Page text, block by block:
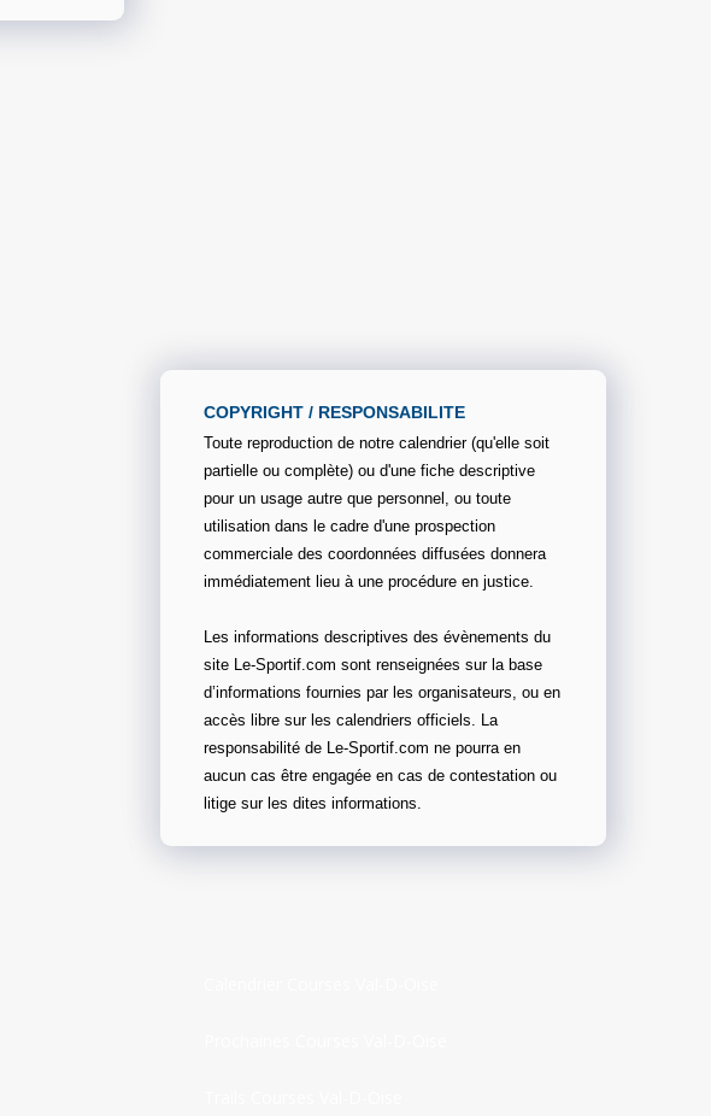
COPYRIGHT / RESPONSABILITE
Toute reproduction de notre calendrier (qu'elle soit
partielle ou complète) ou d'une fiche descriptive
pour un usage autre que personnel, ou toute
utilisation dans le cadre d'une prospection
commerciale des coordonnées diffusées donnera
immédiatement lieu à une procédure en justice.
Les informations descriptives des évènements du
site Le-Sportif.com sont renseignées sur la base
d’informations fournies par les organisateurs, ou en
accès libre sur les calendriers officiels. La
responsabilité de Le-Sportif.com ne pourra en
aucun cas être engagée en cas de contestation ou
litige sur les dites informations.